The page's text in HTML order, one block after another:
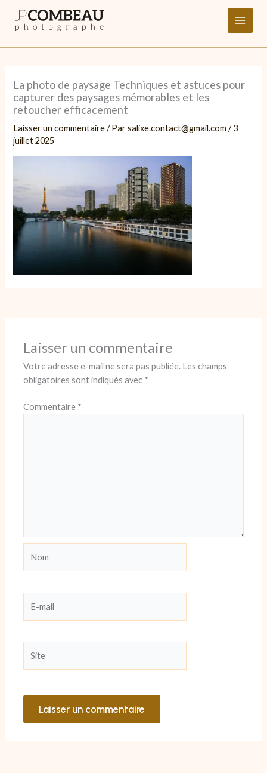
contenu
La photo de paysage Techniques et astuces pour
capturer des paysages mémorables et les
retoucher efficacement
Laisser un commentaire / Parsalixe.contact@gmail.com/3
juillet 2025
Laisser un commentaire
Votre adresse e-mail ne sera pas publiée. Les champs
obligatoires sont indiqués avec *
Commentaire *
mail